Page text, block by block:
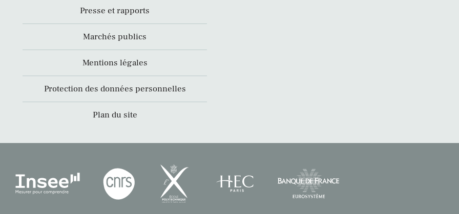
Presse et rapports
Marchés publics
Mentions légales
Protection des données personnelles
Plan du site